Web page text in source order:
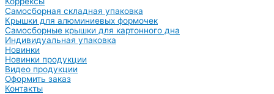
Самосборная складная упаковка
Крышки для алюминиевых формочек
Самосборные крышки для картонного дна
Индивидуальная упаковка
Новинки
Новинки продукции
Видео продукции
Оформить заказ
Контакты